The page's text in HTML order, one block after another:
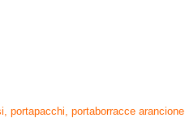
portapacchi, portaborracce arancione